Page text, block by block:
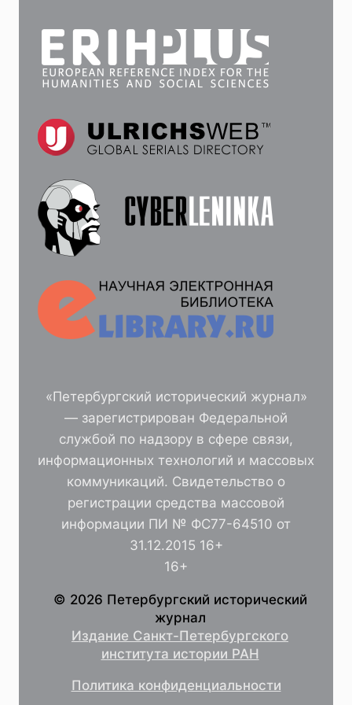
«Петербургский исторический журнал»
— зарегистрирован Федеральной
службой по надзору в сфере связи,
информационных технологий и массовых
коммуникаций. Свидетельство о
регистрации средства массовой
информации ПИ № ФС77-64510 от
31.12.2015 16+
16+
© 2026 Петербургский исторический
журнал
Издание Санкт-Петербургского
института истории РАН
Политика конфиденциальности